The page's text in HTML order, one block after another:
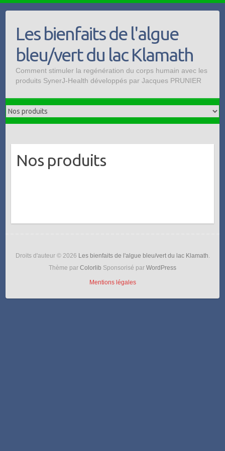
Les bienfaits de l'algue
bleu/vert du lac Klamath
Comment stimuler la regénération du corps humain avec les
produits SynerJ-Health développés par Jacques PRUNIER
Nos produits
Droits d'auteur © 2026 Les bienfaits de l'algue bleu/vert du lac Klamath.
Thème par Colorlib Sponsorisé par WordPress
Mentions légales